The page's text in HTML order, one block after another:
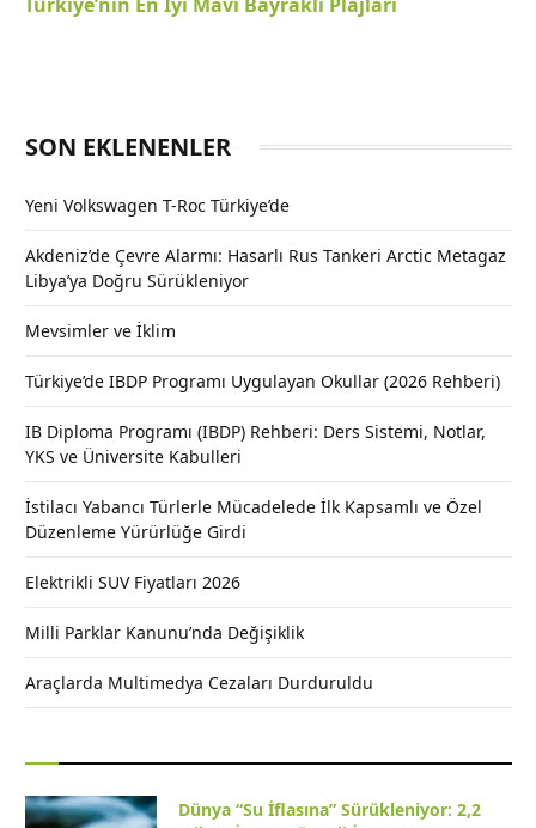
SON EKLENENLER
Yeni Volkswagen T-Roc Türkiye’de
Akdeniz’de Çevre Alarmı: Hasarlı Rus Tankeri Arctic Metagaz
Libya’ya Doğru Sürükleniyor
Mevsimler ve İklim
Türkiye’de IBDP Programı Uygulayan Okullar (2026 Rehberi)
IB Diploma Programı (IBDP) Rehberi: Ders Sistemi, Notlar,
YKS ve Üniversite Kabulleri
İstilacı Yabancı Türlerle Mücadelede İlk Kapsamlı ve Özel
Düzenleme Yürürlüğe Girdi
Elektrikli SUV Fiyatları 2026
Milli Parklar Kanunu’nda Değişiklik
Araçlarda Multimedya Cezaları Durduruldu
Dünya “Su İflasına” Sürükleniyor: 2,2